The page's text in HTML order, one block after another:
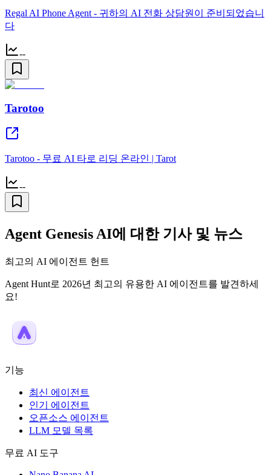
Regal AI Phone Agent - 귀하의 AI 전화 상담원이 준비되었습니
다
--
Tarotoo
Tarotoo - 무료 AI 타로 리딩 온라인 | Tarot
--
Agent Genesis AI에 대한 기사 및 뉴스
최고의 AI 에이전트 헌트
Agent Hunt로 2026년 최고의 유용한 AI 에이전트를 발견하세
요!
기능
최신 에이전트
인기 에이전트
오픈소스 에이전트
LLM 모델 목록
무료 AI 도구